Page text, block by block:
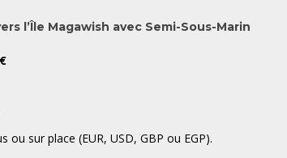
l’Île Magawish avec Semi-Sous-Marin
ou sur place (EUR, USD, GBP ou EGP).